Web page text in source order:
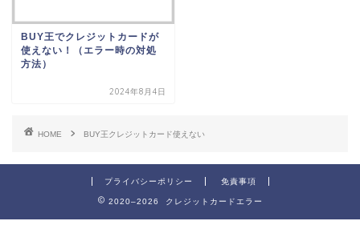
BUY王でクレジットカードが
使えない！（エラー時の対処
方法）
2024年8月4日
HOME BUY王クレジットカード使えない
プライバシーポリシー 免責事項
2020–2026 クレジットカードエラー